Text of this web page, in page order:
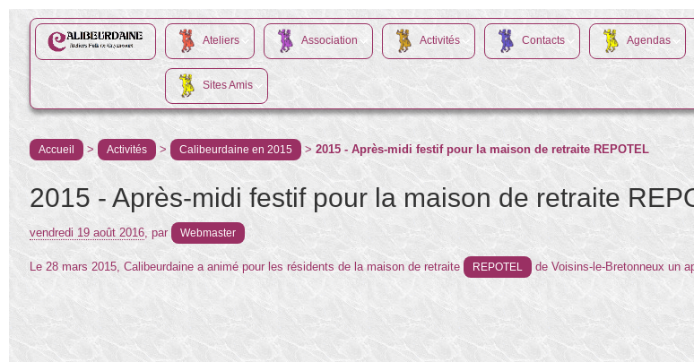
Ateliers Association Activités Contacts Agendas
Sites Amis
Accueil > Activités > Calibeurdaine en 2015 >2015 - Après-midi festif pour la maison de retraite REPOTEL
2015 - Après-midi festif pour la maison de retraite
vendredi 19 août 2016,par Webmaster
Le 28 mars 2015, Calibeurdaine a animé pour les résidents de la maison de retraite REPOTEL de Voisins-le-Bretonneux un